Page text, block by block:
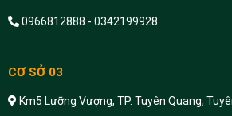
0966812888 - 0342199928
CƠ SỞ 03
Km5 Lưỡng Vượng, TP. Tuyên Quang,